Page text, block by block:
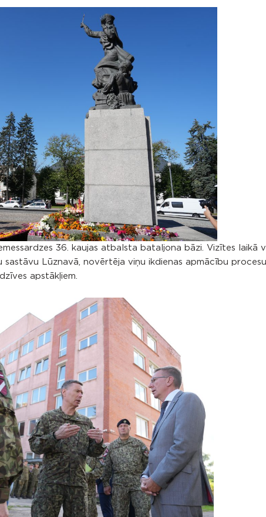
36. kaujas atbalsta bataljona bāzi. Vizītes laikā
Lūznavā, novērtēja viņu ikdienas apmācību
apstākļiem.